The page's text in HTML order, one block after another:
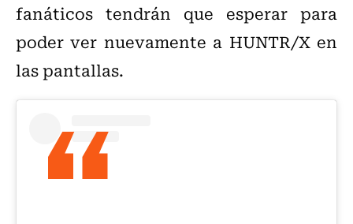
fanáticos tendrán que esperar para
poder ver nuevamente a HUNTR/X en
las pantallas.